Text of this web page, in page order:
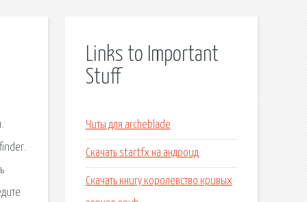
Links to Important
Stuff
Читы для archeblade
Скачать startfx на андроид
Скачать книгу королевство кривых